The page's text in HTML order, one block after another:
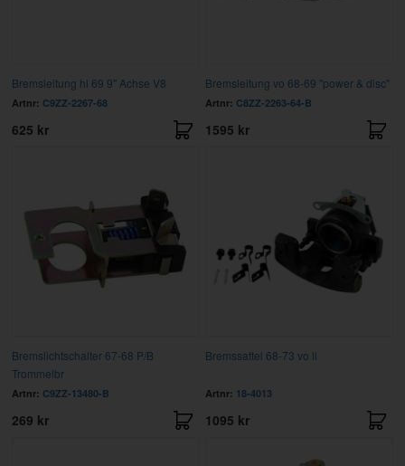
Bremsleitung hi 69 9" Achse V8
Artnr: C9ZZ-2267-68
625 kr
Bremsleitung vo 68-69 "power & disc"
Artnr: C8ZZ-2263-64-B
1595 kr
Bremslichtschalter 67-68 P/B
Trommelbr
Artnr: C9ZZ-13480-B
269 kr
Bremssattel 68-73 vo li
Artnr: 18-4013
1095 kr